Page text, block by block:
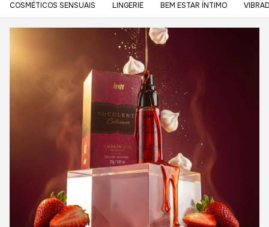
COSMÉTICOS SENSUAIS LINGERIE BEM ESTAR ÍNTIMO